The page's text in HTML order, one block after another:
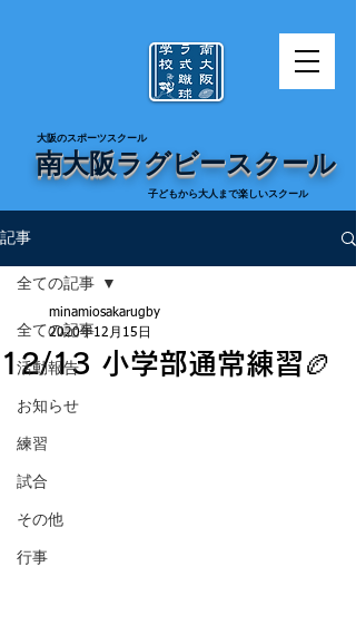
​大阪のスポーツスクール
南大阪ラグビースクール
​子どもから大人まで楽しいスクール
記事
全ての記事
活動報告
お知らせ
練習
試合
その他
行事
全ての記事
12/13 小学部通常練習🏉
minamiosakarugby
2020年12月15日